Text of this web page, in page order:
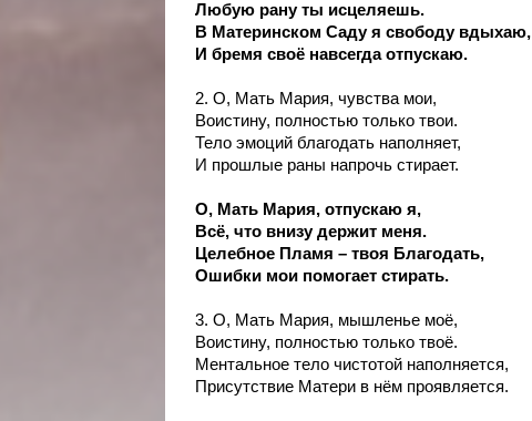
Любую рану ты исцеляешь.
В Материнском Саду я свободу вдыхаю,
И бремя своё навсегда отпускаю.
2. О, Мать Мария, чувства мои,
Воистину, полностьютолько твои.
Тело эмоций благодать наполняет,
И прошлые раны напрочь стирает.
О, Мать Мария, отпускаюя,
Всё, что внизу держит меня.
Целебное Пламя – твоя Благодать,
Ошибки мои помогает стирать.
3. О, Мать Мария, мышленье моё,
Воистину, полностью только твоё.
Ментальное тело чистотой наполняется,
Присутствие Матери в нём проявляется.